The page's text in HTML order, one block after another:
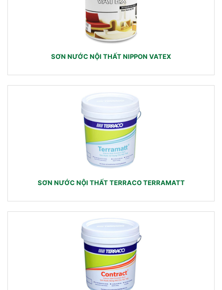
SƠN NƯỚC NỘI THẤT NIPPON VATEX
SƠN NƯỚC NỘI THẤT TERRACO TERRAMATT